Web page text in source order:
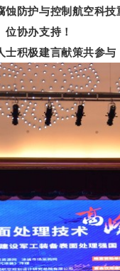
防护与控制航空科
位协办支持！
士积极建言献策共参与